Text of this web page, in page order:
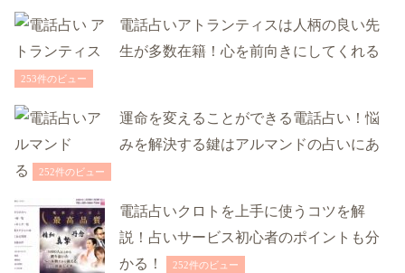
電話占いアトランティスは人柄の良い先
生が多数在籍！心を前向きにしてくれる
253件のビュー
運命を変えることができる電話占い！悩
みを解決する鍵はアルマンドの占いにあ
る
252件のビュー
電話占いクロトを上手に使うコツを解
説！占いサービス初心者のポイントも分
かる！
252件のビュー